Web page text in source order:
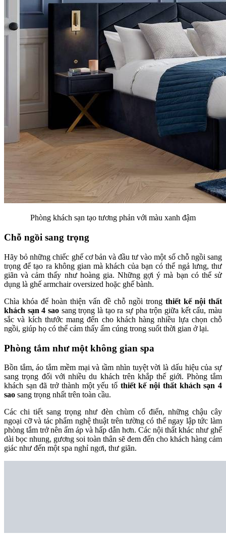
Phòng khách sạn tạo tương phản với màu xanh đậm
Chỗ ngồi sang trọng
Hãy bỏ những chiếc ghế cơ bản và đầu tư vào một số chỗ ngồi sang
trọng để tạo ra không gian mà khách của bạn có thể ngả lưng, thư
giãn và cảm thấy như hoàng gia. Những gợi ý mà bạn có thể sử
dụng là ghế armchair oversized hoặc ghế bành.
Chìa khóa để hoàn thiện vấn đề chỗ ngồi trong thiết kế nội thất
khách sạn 4 sao sang trọng là tạo ra sự pha trộn giữa kết cấu, màu
sắc và kích thước mang đến cho khách hàng nhiều lựa chọn chỗ
ngồi, giúp họ có thể cảm thấy ấm cúng trong suốt thời gian ở lại.
Phòng tắm như một không gian spa
Bồn tắm, áo tắm mềm mại và tầm nhìn tuyệt vời là dấu hiệu của sự
sang trọng đối với nhiều du khách trên khắp thế giới. Phòng tắm
khách sạn đã trở thành một yếu tố thiết kế nội thất khách sạn 4
sao sang trọng nhất trên toàn cầu.
Các chi tiết sang trọng như đèn chùm cổ điển, những chậu cây
ngoại cỡ và tác phẩm nghệ thuật trên tường có thể ngay lập tức làm
phòng tắm trở nên ấm áp và hấp dẫn hơn. Các nội thất khác như ghế
dài bọc nhung, gương soi toàn thân sẽ đem đến cho khách hàng cảm
giác như đến một spa nghỉ ngơi, thư giãn.